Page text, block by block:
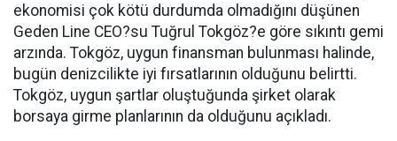
ekonomisi çok kötü durdumda olmadığını düşünen
Geden Line CEO?su Tuğrul Tokgöz?e göre sıkıntı gemi
arzında. Tokgöz, uygun finansman bulunması halinde,
bugün denizcilikte iyi fırsatlarının olduğunu belirtti.
Tokgöz, uygun şartlar oluştuğunda şirket olarak
borsaya girme planlarının da olduğunu açıkladı.